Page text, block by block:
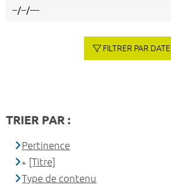
FILTRER PAR DATE
TRIER PAR :
Pertinence
[Titre]
Type de contenu